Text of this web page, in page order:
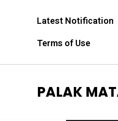
Latest Notification
Terms of Use
TAG
:
PALAK